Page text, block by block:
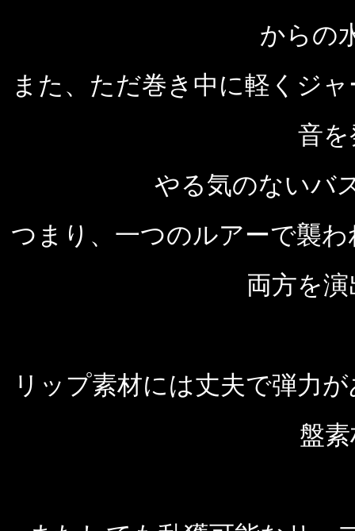
からの
また、ただ巻き中に軽くジ
音
やる気のないバ
つまり、一つのルアーで襲
両方を
リップ素材には丈夫で弾力
盤